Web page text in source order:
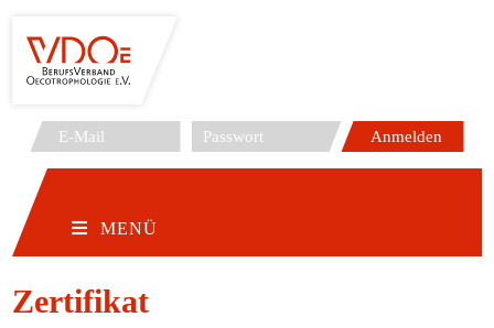
Inhalt
springen
MENÜ
Zertifikat